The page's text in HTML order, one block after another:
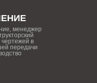
менеджер
в
передачи